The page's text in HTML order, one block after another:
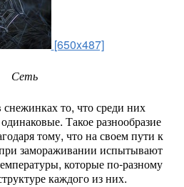
[650x487]
Сеть
то, что среди них
Такое разнообразие
тому, что на своем пути к
замораживании испытывают
которые по-разному
каждого из них.